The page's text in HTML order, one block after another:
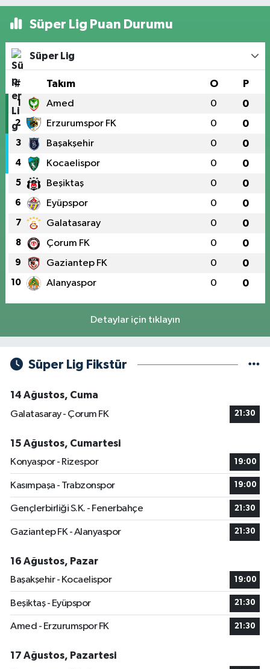
Süper Lig Puan Durumu
Süper Lig
# Takım O P
1 Amed 0 0
2 Erzurumspor FK 0 0
3 Başakşehir 0 0
4 Kocaelispor 0 0
5 Beşiktaş 0 0
6 Eyüpspor 0 0
7 Galatasaray 0 0
8 Çorum FK 0 0
9 Gaziantep FK 0 0
10 Alanyaspor 0 0
Detaylar için tıklayın
Süper Lig Fikstür
14 Ağustos, Cuma
Galatasaray - Çorum FK
21:30
15 Ağustos, Cumartesi
Konyaspor - Rizespor
19:00
Kasımpaşa - Trabzonspor 19:00
Gençlerbirliği S.K. - Fenerbahçe 21:30
Gaziantep FK - Alanyaspor 21:30
16 Ağustos, Pazar
Başakşehir - Kocaelispor
19:00
Beşiktaş - Eyüpspor 21:30
Amed - Erzurumspor FK 21:30
17 Ağustos, Pazartesi